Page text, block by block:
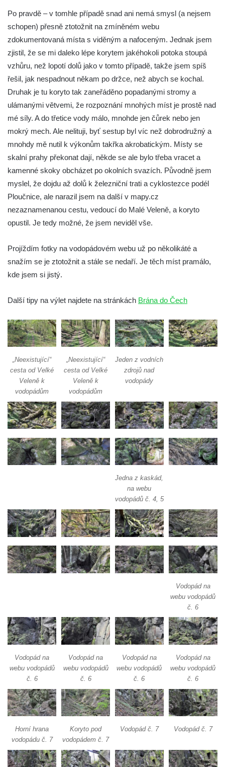
Boru
Moravanský vodopád
Vodopád u Čertova mlýna nad Vaňovem
Vodopády Suché Kamenice
Kvítkovský vodopád
Horní vodopád Černé Nisy (Liberec –
Kateřinky)
Spodní vodopád Černé Nisy (Liberec –
Kateřinky)
Vodopád Velký Štolpich
Kamenický (Plochý) vodopád
Vaňovský vodopád
Bobří vodopád
Hrazený vodopád na Černém Štolpichu
Vodopády na Černém potoce
Budovský vodopád
Olšinecký vodopád
Skleněné vodopády
Tambušské vodopády
Veleňské kaskády
Hartmanův vodopád
Pekelský vodopád
Vodopády na Kamenném potoce
Blanský vodopád
Mojžířské vodopády
Vodopády na Jedlové (Dolní, Pekelný,
Vodopády na Červeném potoce
Rousínovský vodopád
Hamerský vodopád
Panský vodopád
Šenovské vodopády
Heřmanický vodopád
Vodopád v Doubici
Chrastenský vodopád
Vodopád ve Velenicích
Vodopád ve Svojkově
Vodopád u Františkova nad Ploučnicí
Chřibské vodopády
Vodopád pod Širokým kopcem
Po pravdě – v tomhle případě snad ani nemá smysl (a nejsem
schopen) přesně ztotožnit na zmíněném webu
zdokumentovaná místa s viděným a nafoceným. Jednak jsem
zjistil, že se mi daleko lépe korytem jakéhokoli potoka stoupá
vzhůru, než lopotí dolů jako v tomto případě, takže jsem spíš
řešil, jak nespadnout někam po držce, než abych se kochal.
Druhak je tu koryto tak zaneřáděno popadanými stromy a
ulámanými větvemi, že rozpoznání mnohých míst je prostě nad
mé síly. A do třetice vody málo, mnohde jen čůrek nebo jen
mokrý mech. Ale nelituji, byť sestup byl víc než dobrodružný a
mnohdy mě nutil k výkonům takřka akrobatickým. Místy se
skalní prahy překonat dají, někde se ale bylo třeba vracet a
kamenné skoky obcházet po okolních svazích. Původně jsem
myslel, že dojdu až dolů k železniční trati a cyklostezce podél
Ploučnice, ale narazil jsem na další v mapy.cz
nezaznamenanou cestu, vedoucí do Malé Veleně, a koryto
opustil. Je tedy možné, že jsem neviděl vše.
Projíždím fotky na vodopádovém webu už po několikáté a
snažím se je ztotožnit a stále se nedaří. Je těch míst pramálo,
kde jsem si jistý.
Další tipy na výlet najdete na stránkách Brána do Čech
„Neexistující“
cesta od Velké
Veleně k
vodopádům
„Neexistující“
cesta od Velké
Veleně k
vodopádům
Jeden z vodních
zdrojů nad
vodopády
Jedna z kaskád,
na webu
vodopádů č. 4, 5
Vodopád na
webu vodopádů
č. 6
Vodopád na
webu vodopádů
č. 6
Vodopád na
webu vodopádů
č. 6
Vodopád na
webu vodopádů
č. 6
Vodopád na
webu vodopádů
č. 6
Horní hrana
vodopádu č. 7
Koryto pod
vodopádem č. 7
Vodopád č. 7 Vodopád č. 7